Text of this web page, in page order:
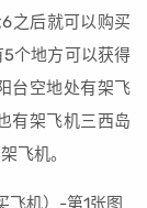
之后就可以购买
个地方可以获得
台空地处有架飞
有架飞机三西岛
飞机。